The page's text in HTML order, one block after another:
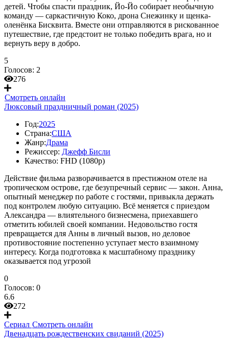
детей. Чтобы спасти праздник, Йо-Йо собирает необычную
команду — саркастичную Коко, дрона Снежинку и щенка-
оленёнка Бисквита. Вместе они отправляются в рискованное
путешествие, где предстоит не только победить врага, но и
вернуть веру в добро.
5
Голосов: 2
276
Смотреть онлайн
Люксовый праздничный роман (2025)
Год:2025
Страна:США
Жанр:Драма
Режиссер: Джефф Бисли
Качество: FHD (1080p)
Действие фильма разворачивается в престижном отеле на
тропическом острове, где безупречный сервис — закон. Анна,
опытный менеджер по работе с гостями, привыкла держать
под контролем любую ситуацию. Всё меняется с приездом
Александра — влиятельного бизнесмена, приехавшего
отметить юбилей своей компании. Недовольство гостя
превращается для Анны в личный вызов, но деловое
противостояние постепенно уступает место взаимному
интересу. Когда подготовка к масштабному празднику
оказывается под угрозой
0
Голосов: 0
6.6
272
Сериал Смотреть онлайн
Двенадцать рождественских свиданий (2025)